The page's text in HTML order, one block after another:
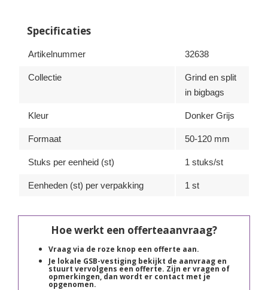
Specificaties
Artikelnummer 32638
Collectie
Grind en split
in bigbags
Kleur Donker Grijs
Formaat 50-120 mm
Stuks per eenheid (st) 1 stuks/st
Eenheden (st) per verpakking 1 st
Hoe werkt een offerteaanvraag?
Vraag via de roze knop een offerte aan.
Je lokale GSB-vestiging bekijkt de aanvraag en
stuurt vervolgens een offerte. Zijn er vragen of
opmerkingen, dan wordt er contact met je
opgenomen.